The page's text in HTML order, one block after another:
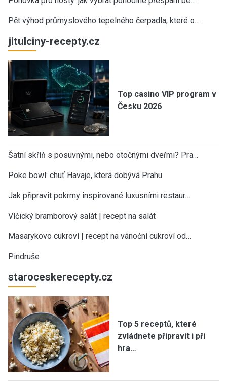
Pět výhod průmyslového tepelného čerpadla, které o…
jitulciny-recepty.cz
Top casino VIP program v
Česku 2026
Šatní skříň s posuvnými, nebo otočnými dveřmi? Pra…
Poke bowl: chuť Havaje, která dobývá Prahu
Jak připravit pokrmy inspirované luxusními restaur…
Vlčický bramborový salát | recept na salát
Masarykovo cukroví | recept na vánoční cukroví od…
Pindruše
staroceskerecepty.cz
Top 5 receptů, které
zvládnete připravit i při
hra…